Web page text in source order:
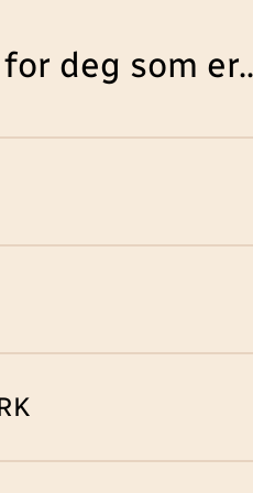
deg som